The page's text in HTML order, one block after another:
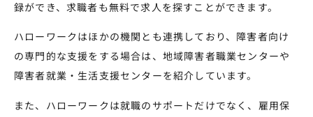
録ができ、求職者も無料で求人を探すことができます。
ハローワークはほかの機関とも連携しており、障害者向け
の専門的な支援をする場合は、地域障害者職業センターや
障害者就業・生活支援センターを紹介しています。
また、ハローワークは就職のサポートだけでなく、雇用保